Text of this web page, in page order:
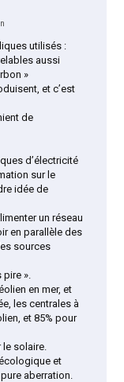
utilisés :
aussi
»
et c’est
de
d’électricité
sur le
idée de
un réseau
en parallèle des
sources
».
en mer, et
les centrales à
et 85% pour
solaire.
et
aberration.